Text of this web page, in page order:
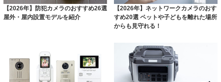
【2026年】防犯カメラのおすすめ26選
屋外・屋内設置モデルを紹介
【2026年】ネットワークカメラのおす
すめ20選 ペットや子どもを離れた場所
からも見守れる！